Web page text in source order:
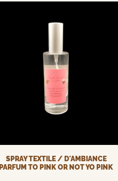
SPRAY TEXTILE / D'AMBIANCE
PARFUM TO PINK OR NOT YO PINK